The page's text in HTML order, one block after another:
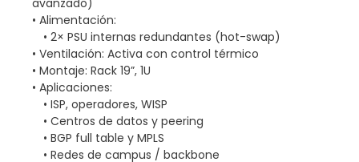
• Alimentación:
• 2× PSU internas redundantes (hot-swap)
• Ventilación: Activa con control térmico
• Montaje: Rack 19”, 1U
• Aplicaciones:
• ISP, operadores, WISP
• Centros de datos y peering
• BGP full table y MPLS
• Redes de campus / backbone